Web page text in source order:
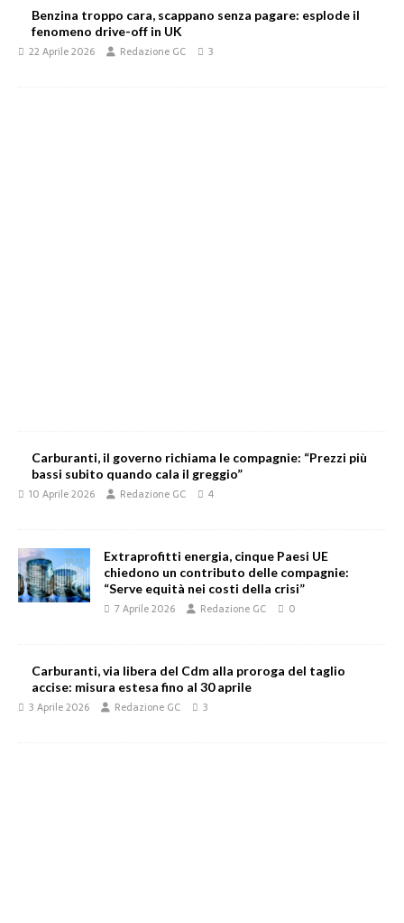
Benzina troppo cara, scappano senza pagare: esplode il
fenomeno drive-off in UK
22 Aprile 2026 Redazione GC 3
Carburanti, il governo richiama le compagnie: “Prezzi più
bassi subito quando cala il greggio”
10 Aprile 2026 Redazione GC 4
Extraprofitti energia, cinque Paesi UE
chiedono un contributo delle compagnie:
“Serve equità nei costi della crisi”
7 Aprile 2026 Redazione GC 0
Carburanti, via libera del Cdm alla proroga del taglio
accise: misura estesa fino al 30 aprile
3 Aprile 2026 Redazione GC 3